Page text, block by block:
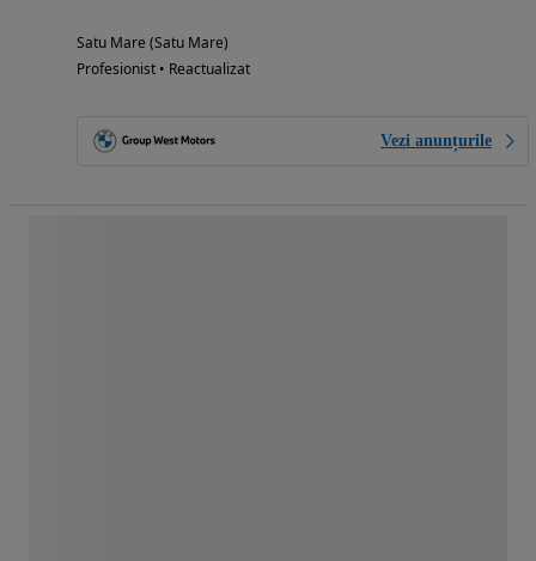
Satu Mare (Satu Mare)
Profesionist • Reactualizat
Vezi anunțurile